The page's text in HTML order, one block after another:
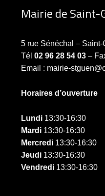
Mairie de Saint-
5 rue Sénéchal –
Tél02 96 28 54 03 –
Email : mairie-
Horaires d’ouverture
Lundi 13:30-16:30
Mardi 13:30-16:30
Mercredi 13:30-16:30
Jeudi 13:30-16:30
Vendredi 13:30-16:30